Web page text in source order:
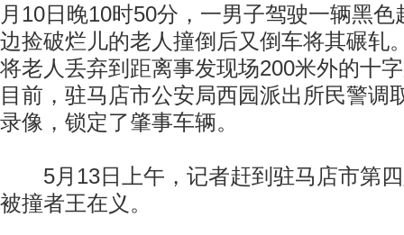
月10日晚10时50分，一男子驾驶一辆黑
边捡破烂儿的老人撞倒后又倒车将其碾轧
将老人丢弃到距离事发现场200米外的十
目前，驻马店市公安局西园派出所民警调
录像，锁定了肇事车辆。
5月13日上午，记者赶到驻马店市第四
被撞者王在义。